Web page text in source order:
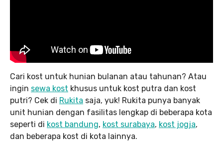
Cari kost untuk hunian bulanan atau tahunan? Atau
ingin sewa kost khusus untuk kost putra dan kost
putri? Cek di Rukita saja, yuk! Rukita punya banyak
unit hunian dengan fasilitas lengkap di beberapa kota
seperti di kost bandung, kost surabaya, kost jogja,
dan beberapa kost di kota lainnya.